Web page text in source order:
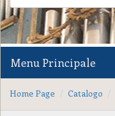
Menu Principale
Home Page Catalogo